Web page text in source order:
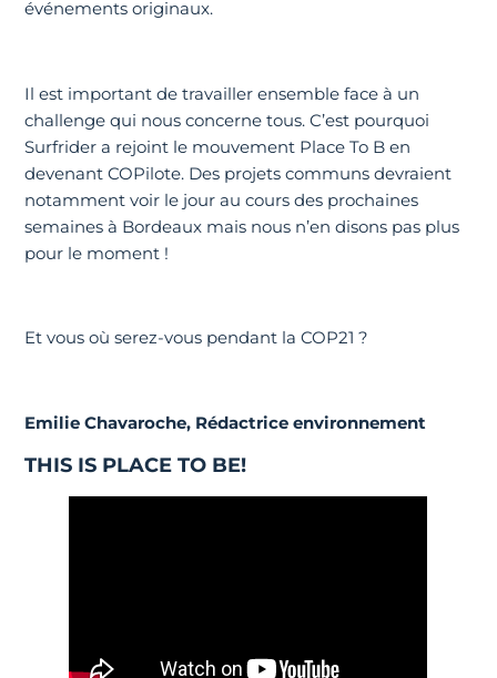
événements originaux.
Il est important de travailler ensemble face à un
challenge qui nous concerne tous. C’est pourquoi
Surfrider a rejoint le mouvement Place To B en
devenant COPilote. Des projets communs devraient
notamment voir le jour au cours des prochaines
semaines à Bordeaux mais nous n’en disons pas plus
pour le moment !
Et vous où serez-vous pendant la COP21 ?
Emilie Chavaroche, Rédactrice environnement
THIS IS PLACE TO BE!